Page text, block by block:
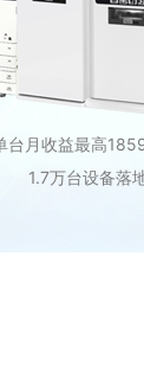
台月收益最高
1.7万台设备落